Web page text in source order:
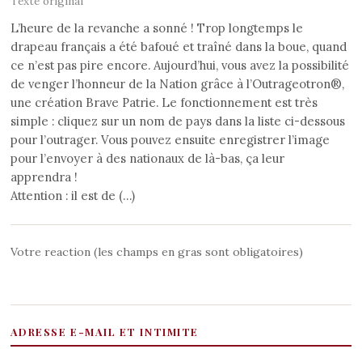
L’heure de la revanche a sonné ! Trop longtemps le
drapeau français a été bafoué et traîné dans la boue, quand
ce n’est pas pire encore. Aujourd’hui, vous avez la possibilité
de venger l’honneur de la Nation grâce à l’Outrageotron®,
une création Brave Patrie. Le fonctionnement est très
simple : cliquez sur un nom de pays dans la liste ci-dessous
pour l’outrager. Vous pouvez ensuite enregistrer l’image
pour l’envoyer à des nationaux de là-bas, ça leur
apprendra !
Attention : il est de (…)
Votre reaction (les champs en gras sont obligatoires)
ADRESSE E-MAIL ET INTIMITE